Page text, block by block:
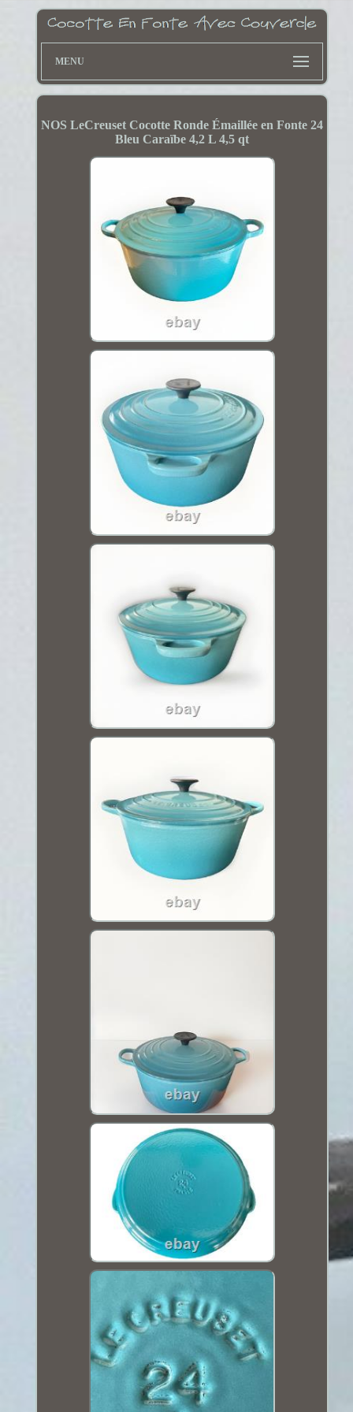
MENU
NOS LeCreuset Cocotte Ronde Émaillée en Fonte 24
Bleu Caraïbe 4,2 L 4,5 qt